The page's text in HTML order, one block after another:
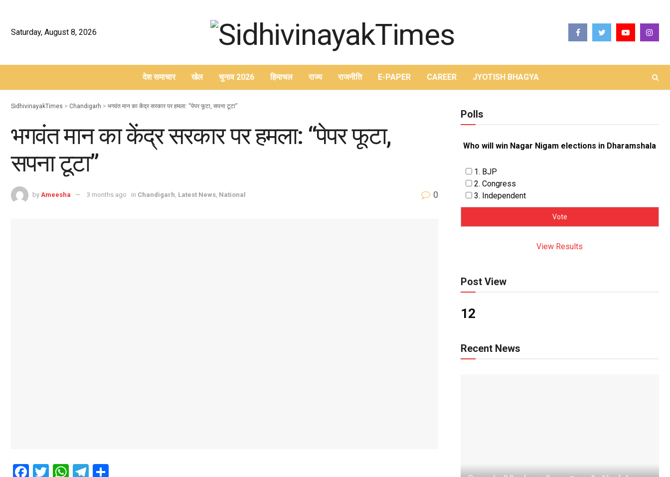
Saturday, August 8, 2026
देश समाचार खेल चुनाव 2026 हिमाचल राज्य राजनीति E-PAPER CAREER JYOTISH BHAGYA
SidhivinayakTimes > Chandigarh > भगवंत मान का केंद्र सरकार पर हमला: “पेपर फूटा, सपना टूटा”
भगवंत मान का केंद्र सरकार पर हमला: “पेपर फूटा,
सपना टूटा”
by Ameesha 3 months ago in Chandigarh, Latest News, National 0
F
T
W
T
Polls
Who will win Nagar Nigam elections in Dharamshala
1. BJP
2. Congress
3. Independent
View Results
Post View
12
Recent News